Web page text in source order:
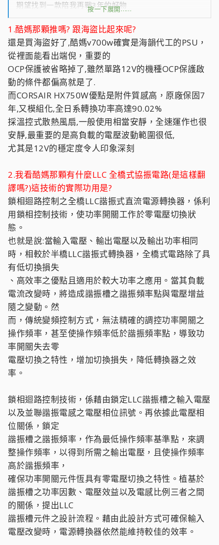
期望找到一款陪我再戰3年的好物
1.酷媽那顆推嗎? 跟海盜比起來呢?
2.我看酷媽那顆有什麼LLC 全橋式協振電路(是這樣翻譯
嗎?)這技術的實際功用是?
3.可以再推薦些嗎?(推品牌型號)
4.電源供應器是品牌重要?還是波動大小?效率?瓦數?
按一下展開……
1.酷媽那顆推嗎? 跟海盜比起來呢?
還是買海盜好了,酷媽v700w確實是海韻代工的PSU，
從裡面能看出端倪，重要的
OCP保護被省略掉了,雖然單路12V的機種OCP保護啟
動的條件都偏高就是了.
而CORSAIR HX750W優點是附件質感高，原廠保固7
年,又模組化,全日系轉換功率高達90.02%
採溫控式散熱風扇,一般使用相當安靜，全速運作也很
安靜,最重要的是高負載的電壓波動範圍很低,
尤其是12V的穩定度令人印象深刻
2.我看酷媽那顆有什麼LLC 全橋式協振電路(是這樣翻
譯嗎?)這技術的實際功用是?
鎖相迴路控制之全橋LLC諧振式直流電源轉換器，係利
用鎖相控制技術，使功率開關工作於零電壓切換狀
態。
也就是說:當輸入電壓、輸出電壓以及輸出功率相同
時，相較於半橋LLC諧振式轉換器，全橋式電路除了具
有低切換損失
、高效率之優點且適用於較大功率之應用。當其負載
電流改變時，將造成諧振槽之諧振頻率點與電壓增益
隨之變動。然
而，傳統變頻控制方式，無法精確的調控功率開關之
操作頻率，甚至使操作頻率低於諧振頻率點，導致功
率開關失去零
電壓切換之特性，增加切換損失，降低轉換器之效
率。
鎖相迴路控制技術，係藉由鎖定LLC諧振槽之輸入電壓
以及並聯諧振電感之電壓相位訊號。再依據此電壓相
位關係，鎖定
諧振槽之諧振頻率，作為最低操作頻率基準點，來調
整操作頻率，以得到所需之輸出電壓，且使操作頻率
高於諧振頻率，
確保功率開關元件恆具有零電壓切換之特性。植基於
諧振槽之功率因數、電壓效益以及電感比例三者之間
的關係，提出LLC
諧振槽元件之設計流程。藉由此設計方式可確保輸入
電壓改變時，電源轉換器依然能維持較佳的效率。